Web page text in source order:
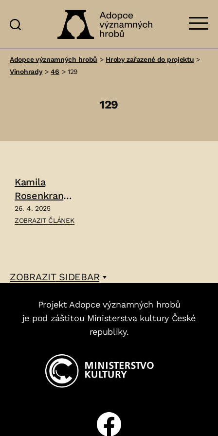
významných
Adopce významných hrobů > Hroby zařazené do projektu >
Vinohrady>46 > 129
129
Kamila
Rosenkranz
ová
26. 4. 2025
ČLÁNEK:
ZOBRAZIT ČLÁNEK
ZOBRAZITSIDEBAR
Projekt Adopce významných hrobů
je pod záštitou Ministerstva kultury České
republiky.
Facebook